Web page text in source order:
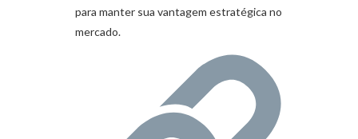
para manter sua vantagem estratégica no
mercado.